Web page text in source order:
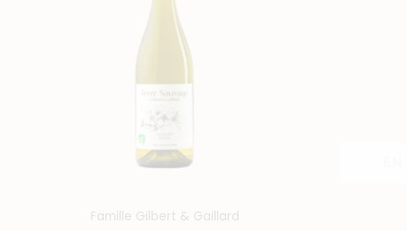
Famille Gilbert & Gaillard